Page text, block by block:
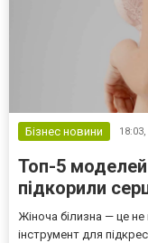
Бізнес новини 18:03,
Топ-5 моделей
підкорили
Жіноча білизна — це
інструмент для